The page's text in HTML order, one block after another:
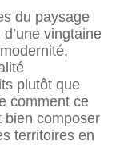
du paysage
vingtaine
plutôt que
comment ce
bien composer
territoires en